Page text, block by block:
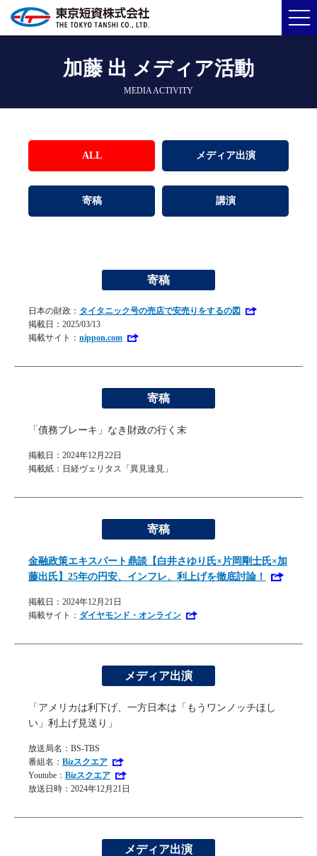
加藤 出 メディア活動
MEDIA ACTIVITY
ALL メディア出演
寄稿 講演
寄稿
日本の財政： タイタニック号の売店で安売りをするの図
掲載日：2025/03/13
掲載サイト： nippon.com
寄稿
「債務ブレーキ」なき財政の行く末
掲載日：2024年12月22日
掲載紙：日経ヴェリタス「異見達見」
寄稿
金融政策エキスパート鼎談【白井さゆり氏×片岡剛士氏×加
藤出氏】25年の円安、インフレ、利上げを徹底討論！
掲載日：2024年12月21日
掲載サイト： ダイヤモンド・オンライン
メディア出演
「アメリカは利下げ、一方日本は「もうワンノッチほし
い」利上げ見送り」
放送局名：BS-TBS
番組名： Bizスクエア
Youtube： Bizスクエア
放送日時：2024年12月21日
メディア出演